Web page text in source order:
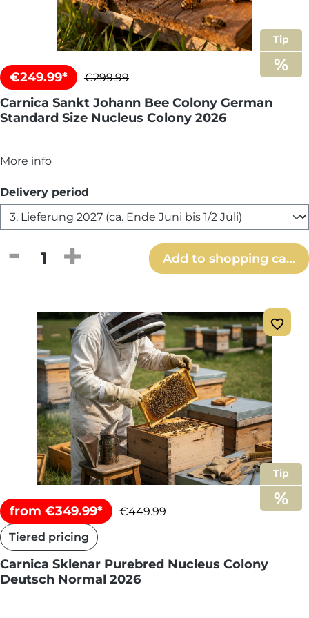
Tip
€249.99* €299.99
Carnica Sankt Johann Bee Colony German
Standard Size Nucleus Colony 2026
More info
Select
Delivery period
Product Quantity: Enter the desired
Add to shopping cart
Tip
from €349.99*
€449.99
Tiered pricing
Carnica Sklenar Purebred Nucleus Colony
Deutsch Normal 2026